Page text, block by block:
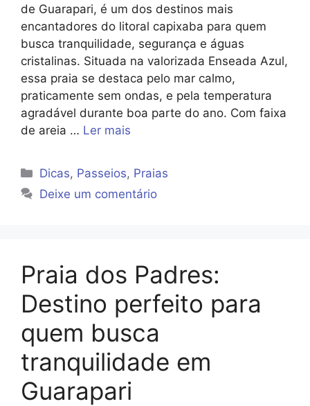
de Guarapari, é um dos destinos mais
encantadores do litoral capixaba para quem
busca tranquilidade, segurança e águas
cristalinas. Situada na valorizada Enseada Azul,
essa praia se destaca pelo mar calmo,
praticamente sem ondas, e pela temperatura
agradável durante boa parte do ano. Com faixa
de areia … Ler mais
Categorias
Dicas, Passeios, Praias
Deixe um comentário
Praia dos Padres:
Destino perfeito para
quem busca
tranquilidade em
Guarapari